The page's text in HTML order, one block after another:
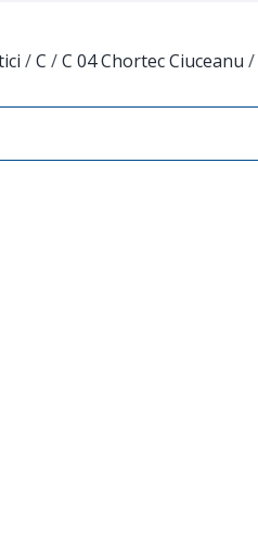
/C /C 04 Chortec Ciuceanu /